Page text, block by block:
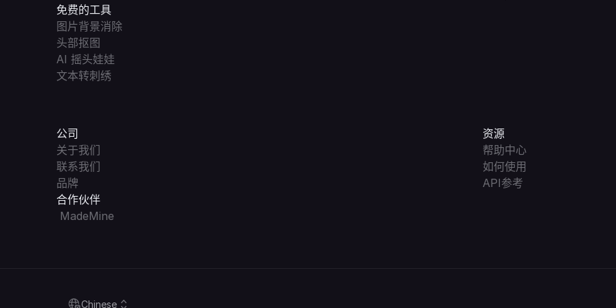
免费的工具
图片背景消除
头部抠图
AI 摇头娃娃
文本转刺绣
公司
关于我们
联系我们
品牌
合作伙伴
MadeMine
资源
帮助中心
如何使用
API参考
Chinese